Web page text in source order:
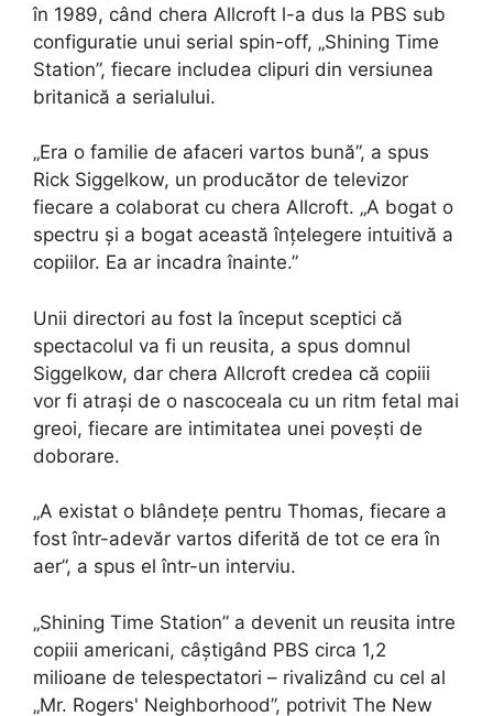
în 1989, când chera Allcroft l-a dus la PBS sub
configuratie unui serial spin-off, „Shining Time
Station”, fiecare includea clipuri din versiunea
britanică a serialului.
„Era o familie de afaceri vartos bună”, a spus
Rick Siggelkow, un producător de televizor
fiecare a colaborat cu chera Allcroft. „A bogat o
spectru și a bogat această înțelegere intuitivă a
copiilor. Ea ar incadra înainte.”
Unii directori au fost la început sceptici că
spectacolul va fi un reusita, a spus domnul
Siggelkow, dar chera Allcroft credea că copiii
vor fi atrași de o nascoceala cu un ritm fetal mai
greoi, fiecare are intimitatea unei povești de
doborare.
„A existat o blândețe pentru Thomas, fiecare a
fost într-adevăr vartos diferită de tot ce era în
aer”, a spus el într-un interviu.
„Shining Time Station” a devenit un reusita intre
copiii americani, câștigând PBS circa 1,2
milioane de telespectatori – rivalizând cu cel al
„Mr. Rogers' Neighborhood”, potrivit The New